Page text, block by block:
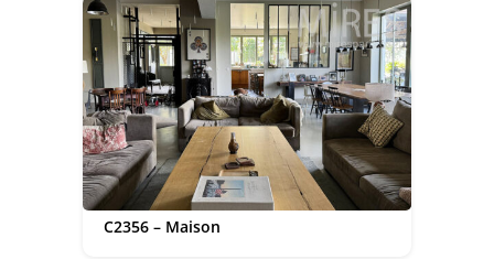
C2356 – Maison